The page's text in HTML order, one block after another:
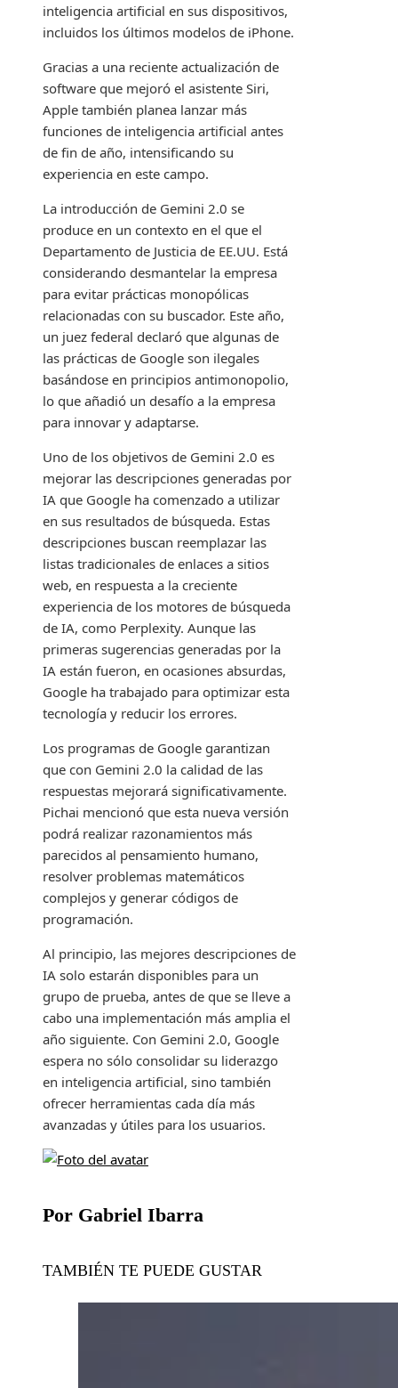
inteligencia artificial en sus dispositivos,
incluidos los últimos modelos de iPhone.
Gracias a una reciente actualización de
software que mejoró el asistente Siri,
Apple también planea lanzar más
funciones de inteligencia artificial antes
de fin de año, intensificando su
experiencia en este campo.
La introducción de Gemini 2.0 se
produce en un contexto en el que el
Departamento de Justicia de EE.UU. Está
considerando desmantelar la empresa
para evitar prácticas monopólicas
relacionadas con su buscador. Este año,
un juez federal declaró que algunas de
las prácticas de Google son ilegales
basándose en principios antimonopolio,
lo que añadió un desafío a la empresa
para innovar y adaptarse.
Uno de los objetivos de Gemini 2.0 es
mejorar las descripciones generadas por
IA que Google ha comenzado a utilizar
en sus resultados de búsqueda. Estas
descripciones buscan reemplazar las
listas tradicionales de enlaces a sitios
web, en respuesta a la creciente
experiencia de los motores de búsqueda
de IA, como Perplexity. Aunque las
primeras sugerencias generadas por la
IA están fueron, en ocasiones absurdas,
Google ha trabajado para optimizar esta
tecnología y reducir los errores.
Los programas de Google garantizan
que con Gemini 2.0 la calidad de las
respuestas mejorará significativamente.
Pichai mencionó que esta nueva versión
podrá realizar razonamientos más
parecidos al pensamiento humano,
resolver problemas matemáticos
complejos y generar códigos de
programación.
Al principio, las mejores descripciones de
IA solo estarán disponibles para un
grupo de prueba, antes de que se lleve a
cabo una implementación más amplia el
año siguiente. Con Gemini 2.0, Google
espera no sólo consolidar su liderazgo
en inteligencia artificial, sino también
ofrecer herramientas cada día más
avanzadas y útiles para los usuarios.
Por Gabriel Ibarra
TAMBIÉN TE PUEDE GUSTAR